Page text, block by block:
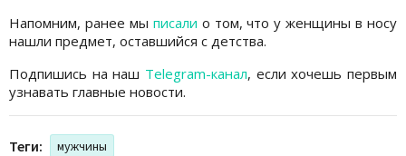
Напомним, ранее мы писали о том, что у женщины в носу
нашли предмет, оставшийся с детства.
Подпишись на наш Telegram-канал, если хочешь первым
узнавать главные новости.
Теги: мужчины